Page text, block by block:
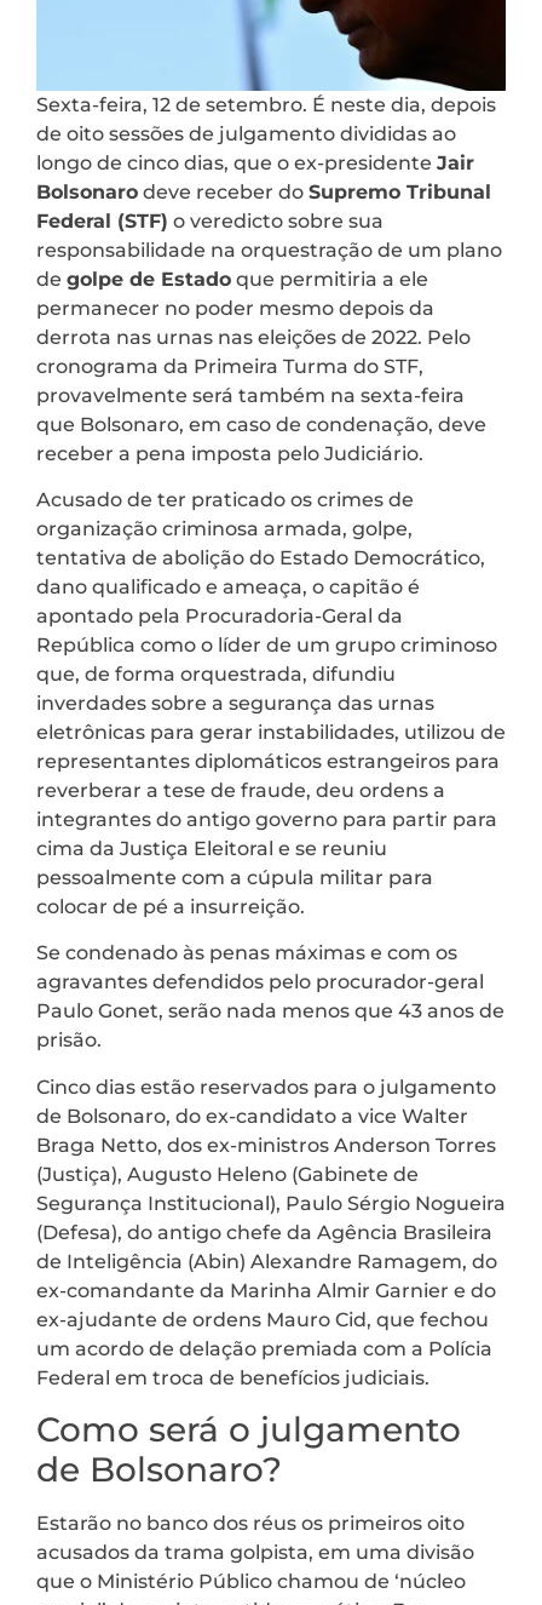
Sexta-feira, 12 de setembro. É neste dia, depois
de oito sessões de julgamento divididas ao
longo de cinco dias, que o ex-presidente Jair
Bolsonaro deve receber do Supremo Tribunal
Federal (STF) o veredicto sobre sua
responsabilidade na orquestração de um plano
de golpe de Estado que permitiria a ele
permanecer no poder mesmo depois da
derrota nas urnas nas eleições de 2022. Pelo
cronograma da Primeira Turma do STF,
provavelmente será também na sexta-feira
que Bolsonaro, em caso de condenação, deve
receber a pena imposta pelo Judiciário.
Acusado de ter praticado os crimes de
organização criminosa armada, golpe,
tentativa de abolição do Estado Democrático,
dano qualificado e ameaça, o capitão é
apontado pela Procuradoria-Geral da
República como o líder de um grupo criminoso
que, de forma orquestrada, difundiu
inverdades sobre a segurança das urnas
eletrônicas para gerar instabilidades, utilizou de
representantes diplomáticos estrangeiros para
reverberar a tese de fraude, deu ordens a
integrantes do antigo governo para partir para
cima da Justiça Eleitoral e se reuniu
pessoalmente com a cúpula militar para
colocar de pé a insurreição.
Se condenado às penas máximas e com os
agravantes defendidos pelo procurador-geral
Paulo Gonet, serão nada menos que 43 anos de
prisão.
Cinco dias estão reservados para o julgamento
de Bolsonaro, do ex-candidato a vice Walter
Braga Netto, dos ex-ministros Anderson Torres
(Justiça), Augusto Heleno (Gabinete de
Segurança Institucional), Paulo Sérgio Nogueira
(Defesa), do antigo chefe da Agência Brasileira
de Inteligência (Abin) Alexandre Ramagem, do
ex-comandante da Marinha Almir Garnier e do
ex-ajudante de ordens Mauro Cid, que fechou
um acordo de delação premiada com a Polícia
Federal em troca de benefícios judiciais.
Como será o julgamento
de Bolsonaro?
Estarão no banco dos réus os primeiros oito
acusados da trama golpista, em uma divisão
que o Ministério Público chamou de ‘núcleo